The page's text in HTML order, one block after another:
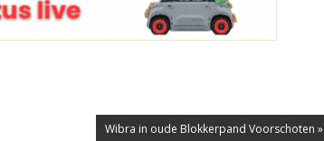
Wibra in oude Blokkerpand Voorschoten »